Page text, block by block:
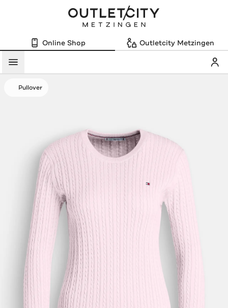
Online Shop Outletcity Metzingen
Menü
Pullover